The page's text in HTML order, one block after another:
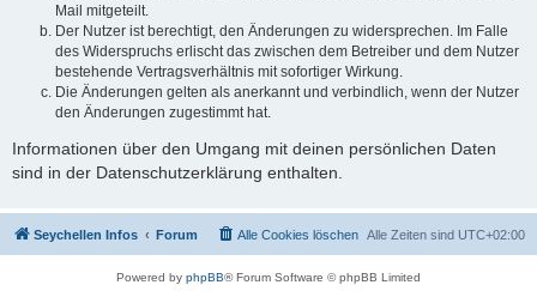
Mail mitgeteilt.
Der Nutzer ist berechtigt, den Änderungen zu widersprechen. Im Falle
des Widerspruchs erlischt das zwischen dem Betreiber und dem Nutzer
bestehende Vertragsverhältnis mit sofortiger Wirkung.
Die Änderungen gelten als anerkannt und verbindlich, wenn der Nutzer
den Änderungen zugestimmt hat.
Informationen über den Umgang mit deinen persönlichen Daten
sind in der Datenschutzerklärung enthalten.
Seychellen Infos Forum Alle Zeiten sind UTC+02:00
Alle Cookies löschen
Powered by phpBB® Forum Software © phpBB Limited